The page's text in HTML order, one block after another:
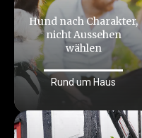
Hund nach Charakter,
nicht Aussehen
wählen
Rund um Haus